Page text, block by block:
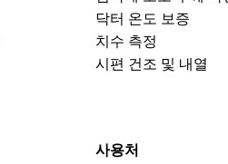
닥터 온도 보증
치수 측정
시편 건조 및 내열
사용처